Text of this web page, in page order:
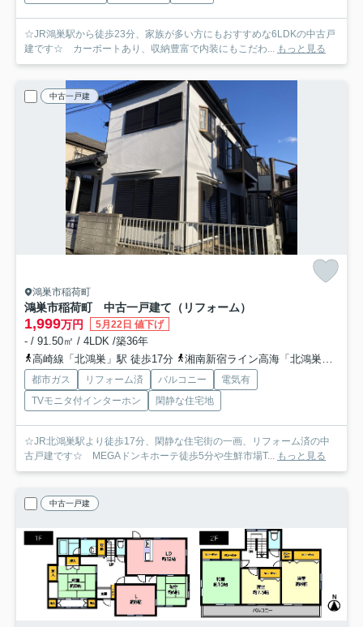
☆JR鴻巣駅から徒歩23分、家族が多い方にもおすすめな6LDKの中古戸
建です☆ カーポートあり、収納豊富で内装にもこだわ...
もっと見る
中古一戸建
鴻巣市稲荷町
鴻巣市稲荷町 中古一戸建て（リフォーム）
1,999万円 5月22日 値下げ
- / 91.50㎡ / 4LDK /築36年
高崎線「北鴻巣」駅 徒歩17分
湘南新宿ライン高海「北鴻巣」駅 徒歩17分
都市ガス リフォーム済 バルコニー
電気有
TVモニタ付インターホン
閑静な住宅地
☆JR北鴻巣駅より徒歩17分、閑静な住宅街の一画、リフォーム済の中
古戸建です☆ MEGAドンキホーテ徒歩5分や生鮮市場T...
もっと見る
中古一戸建